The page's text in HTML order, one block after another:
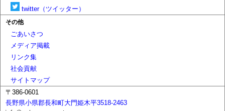
twitter（ツイッター）
その他
ごあいさつ
メディア掲載
リンク集
社会貢献
サイトマップ
〒386-0601
長野県小県郡長和町大門姫木平3518-2463